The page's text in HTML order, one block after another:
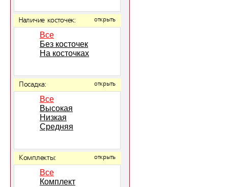
Наличие косточек: открыть
Все
Без косточек
На косточках
Посадка: открыть
Все
Высокая
Низкая
Средняя
Комплекты: открыть
Все
Комплект